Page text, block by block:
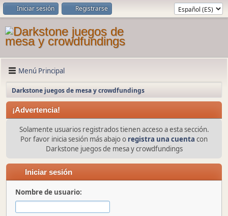
Iniciar sesión Registrarse
Menú Principal
Darkstone juegos de mesa y crowdfundings
¡Advertencia!
Solamente usuarios registrados tienen acceso a esta sección.
Por favor inicia sesión más abajo o registra una cuenta con
Darkstone juegos de mesa y crowdfundings
Iniciar sesión
Nombre de usuario: